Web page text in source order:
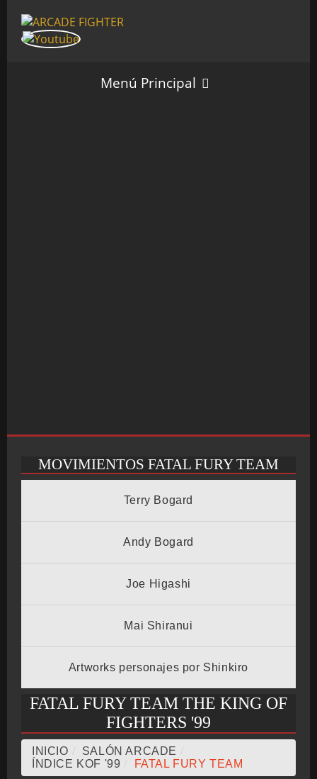
Menú Principal
INICIO
SALÓN ARCADE
CRONOLOGÍA
ARCADE STICK
MOVIMIENTOS FATAL FURY TEAM
Terry Bogard
Andy Bogard
Joe Higashi
Mai Shiranui
Artworks personajes por Shinkiro
FATAL FURY TEAM THE KING OF
FIGHTERS '99
INICIO SALÓN ARCADE
ÍNDICE KOF '99
FATAL FURY TEAM